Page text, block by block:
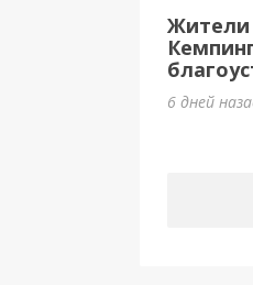
Жители
6 дней